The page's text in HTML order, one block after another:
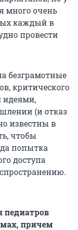
много очень
каждый в
провести
безграмотные
критического
идеями,
(и отказ
известны в
чтобы
попытка
доступа
педиатров
причем